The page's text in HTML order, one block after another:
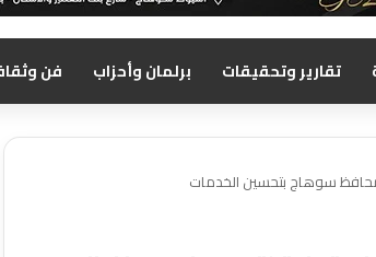
تقارير وتحقيقات برلمان وأحزاب فن
محافظ سوهاج بتحسين الخدمات